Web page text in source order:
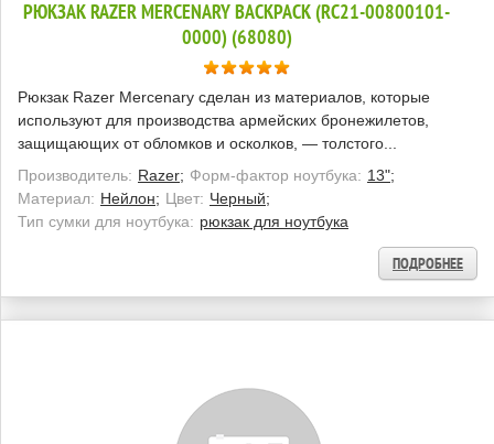
РЮКЗАК RAZER MERCENARY BACKPACK (RC21-00800101-
0000) (68080)
Рюкзак Razer Mercenary сделан из материалов, которые
используют для производства армейских бронежилетов,
защищающих от обломков и осколков, — толстого...
Производитель: Razer; Форм-фактор ноутбука: 13";
Материал: Нейлон; Цвет: Черный;
Тип сумки для ноутбука: рюкзак для ноутбука
ПОДРОБНЕЕ